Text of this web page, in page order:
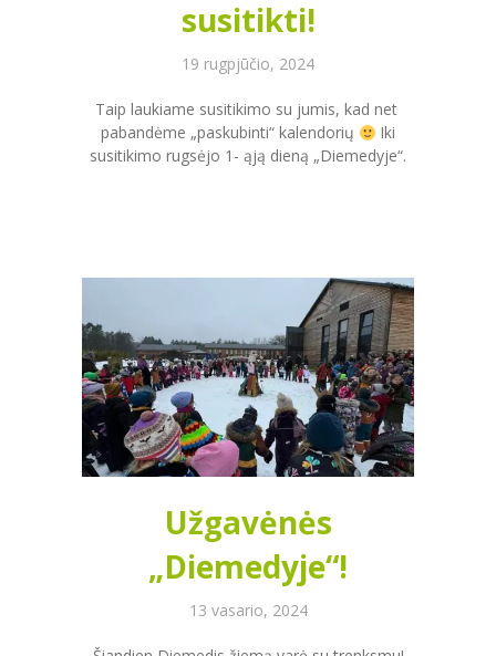
susitikti!
19 rugpjūčio, 2024
Taip laukiame susitikimo su jumis, kad net
pabandėme „paskubinti“ kalendorių
Iki
susitikimo rugsėjo 1- ąją dieną „Diemedyje“.
Užgavėnės
„Diemedyje“!
13 vasario, 2024